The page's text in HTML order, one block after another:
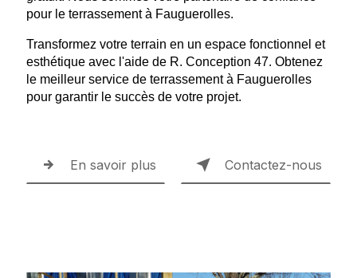
pour le terrassement à Fauguerolles.
Transformez votre terrain en un espace fonctionnel et
esthétique avec l'aide de R. Conception 47. Obtenez
le meilleur service de terrassement à Fauguerolles
pour garantir le succès de votre projet.
En savoir plus Contactez-nous